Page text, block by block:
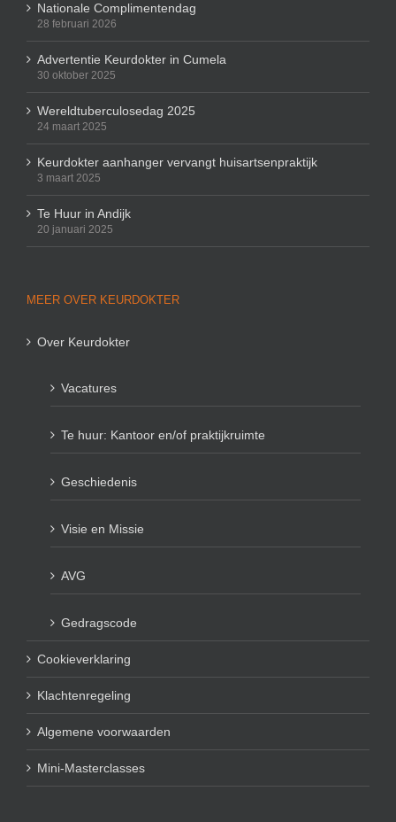
Nationale Complimentendag
28 februari 2026
Advertentie Keurdokter in Cumela
30 oktober 2025
Wereldtuberculosedag 2025
24 maart 2025
Keurdokter aanhanger vervangt huisartsenpraktijk
3 maart 2025
Te Huur in Andijk
20 januari 2025
MEER OVER KEURDOKTER
Over Keurdokter
Vacatures
Te huur: Kantoor en/of praktijkruimte
Geschiedenis
Visie en Missie
AVG
Gedragscode
Cookieverklaring
Klachtenregeling
Algemene voorwaarden
Mini-Masterclasses